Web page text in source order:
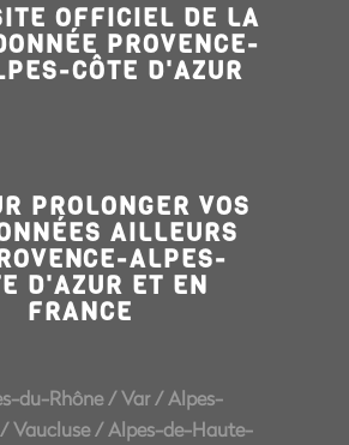
OFFICIEL DE LA
PROVENCE-
CÔTE D'AZUR
PROLONGER VOS
AILLEURS
ALPES-
D'AZUR ET EN
FRANCE
du-Rhône/Var /Alpes-
Vaucluse/Alpes-de-Haute-